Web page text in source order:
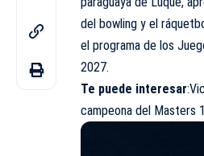
del bowling y el
el programa de los
2027.
Te puede interesar:
campeona del Masters